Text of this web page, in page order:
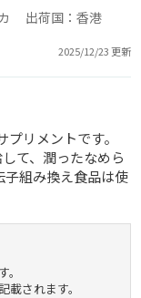
出荷国：香港
2025/12/23 更新
リメントです。
て、潤ったなめら
子組み換え食品は使
されます。